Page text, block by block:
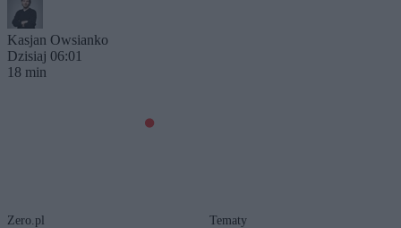
Kasjan Owsianko
Dzisiaj 06:01
18 min
Zero.pl Tematy